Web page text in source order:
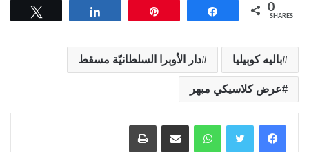
Share 0
SHARES
باليه كوبيليا دار الأوبرا السلطانيّة مسقط
عرض كلاسيكي مبهر
واتساب مشاركة عبر البريد طباعة